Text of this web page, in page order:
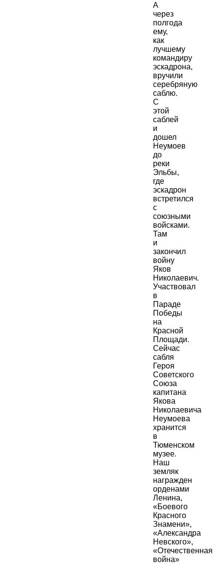
А
через
полгода
ему,
как
лучшему
командиру
эскадрона,
вручили
серебряную
саблю.
С
этой
саблей
и
дошел
Неумоев
до
реки
Эльбы,
где
эскадрон
встретился
с
союзными
войсками.
Там
и
закончил
войну
Яков
Николаевич.
Участвовал
в
Параде
Победы
на
Красной
Площади.
Сейчас
сабля
Героя
Советского
Союза
капитана
Якова
Николаевича
Неумоева
хранится
в
Тюменском
музее.
Наш
земляк
награжден
орденами
Ленина,
«Боевого
Красного
Знамени»,
«Александра
Невского»,
«Отечественная
война»